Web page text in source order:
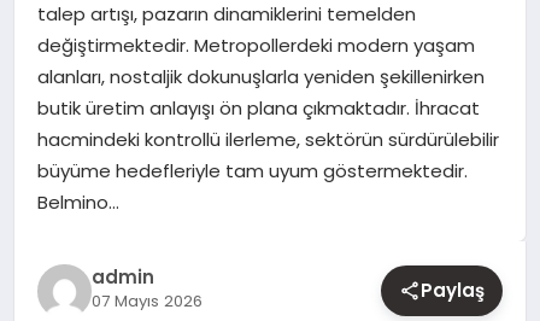
talep artışı, pazarın dinamiklerini temelden
değiştirmektedir. Metropollerdeki modern yaşam
alanları, nostaljik dokunuşlarla yeniden şekillenirken
butik üretim anlayışı ön plana çıkmaktadır. İhracat
hacmindeki kontrollü ilerleme, sektörün sürdürülebilir
büyüme hedefleriyle tam uyum göstermektedir.
Belmino…
admin
07 Mayıs 2026 Paylaş